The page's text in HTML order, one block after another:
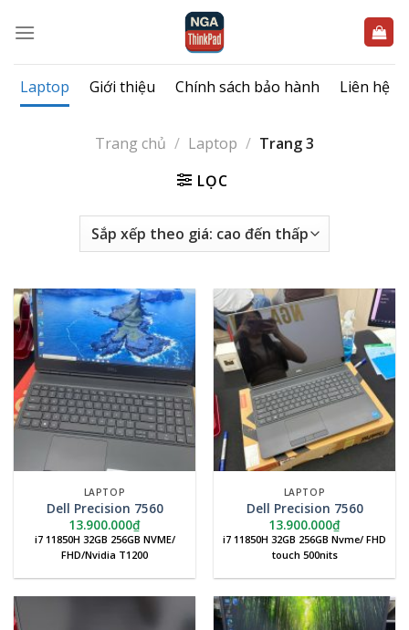
qua
dungLaptop Giới thiệu Chính sách bảo hành Liên hệ
Trang chủ / Laptop / Trang 3
LỌC
LAPTOP
Dell Precision 7560
13.900.000₫
i7 11850H 32GB 256GB NVME/
FHD/Nvidia T1200
LAPTOP
Dell Precision 7560
13.900.000₫
i7 11850H 32GB 256GB Nvme/ FHD
touch 500nits